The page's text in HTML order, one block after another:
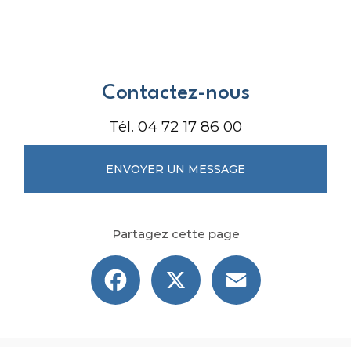
Contactez-nous
Tél. 04 72 17 86 00
ENVOYER UN MESSAGE
Partagez cette page
Facebook